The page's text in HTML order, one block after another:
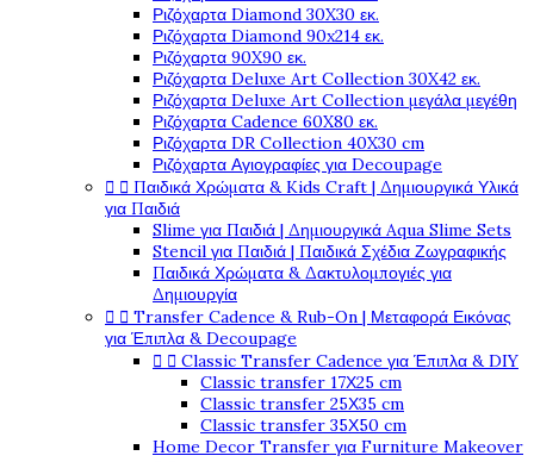
Ριζόχαρτα Diamond 30X30 εκ.
Ριζόχαρτα Diamond 90x214 εκ.
Ριζόχαρτα 90X90 εκ.
Ριζόχαρτα Deluxe Art Collection 30X42 εκ.
Ριζόχαρτα Deluxe Art Collection μεγάλα μεγέθη
Ριζόχαρτα Cadence 60X80 εκ.
Ριζόχαρτα DR Collection 40X30 cm
Ριζόχαρτα Αγιογραφίες για Decoupage
  Παιδικά Χρώματα & Kids Craft | Δημιουργικά Υλικά
για Παιδιά
Slime για Παιδιά | Δημιουργικά Aqua Slime Sets
Stencil για Παιδιά | Παιδικά Σχέδια Ζωγραφικής
Παιδικά Χρώματα & Δακτυλομπογιές για
Δημιουργία
  Transfer Cadence & Rub-On | Μεταφορά Εικόνας
για Έπιπλα & Decoupage
  Classic Transfer Cadence για Έπιπλα & DIY
Classic transfer 17Χ25 cm
Classic transfer 25Χ35 cm
Classic transfer 35Χ50 cm
Home Decor Transfer για Furniture Makeover